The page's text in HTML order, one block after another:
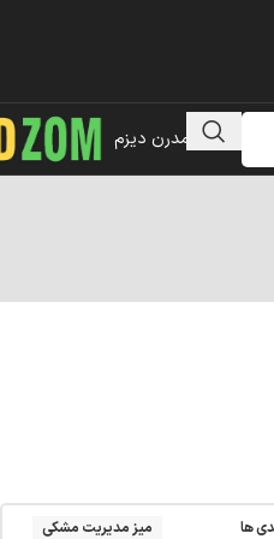
مبلمان مدرن دیزم
ها میز مدیریت مشکی